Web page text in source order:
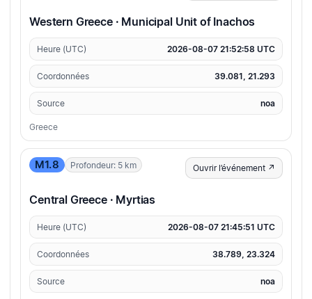
Western Greece · Municipal Unit of Inachos
Heure (UTC) 2026-08-07 21:52:58 UTC
Coordonnées 39.081, 21.293
Source noa
Greece
M1.8 Profondeur: 5 km Ouvrir l’événement ↗
Central Greece · Myrtias
Heure (UTC) 2026-08-07 21:45:51 UTC
Coordonnées 38.789, 23.324
Source noa